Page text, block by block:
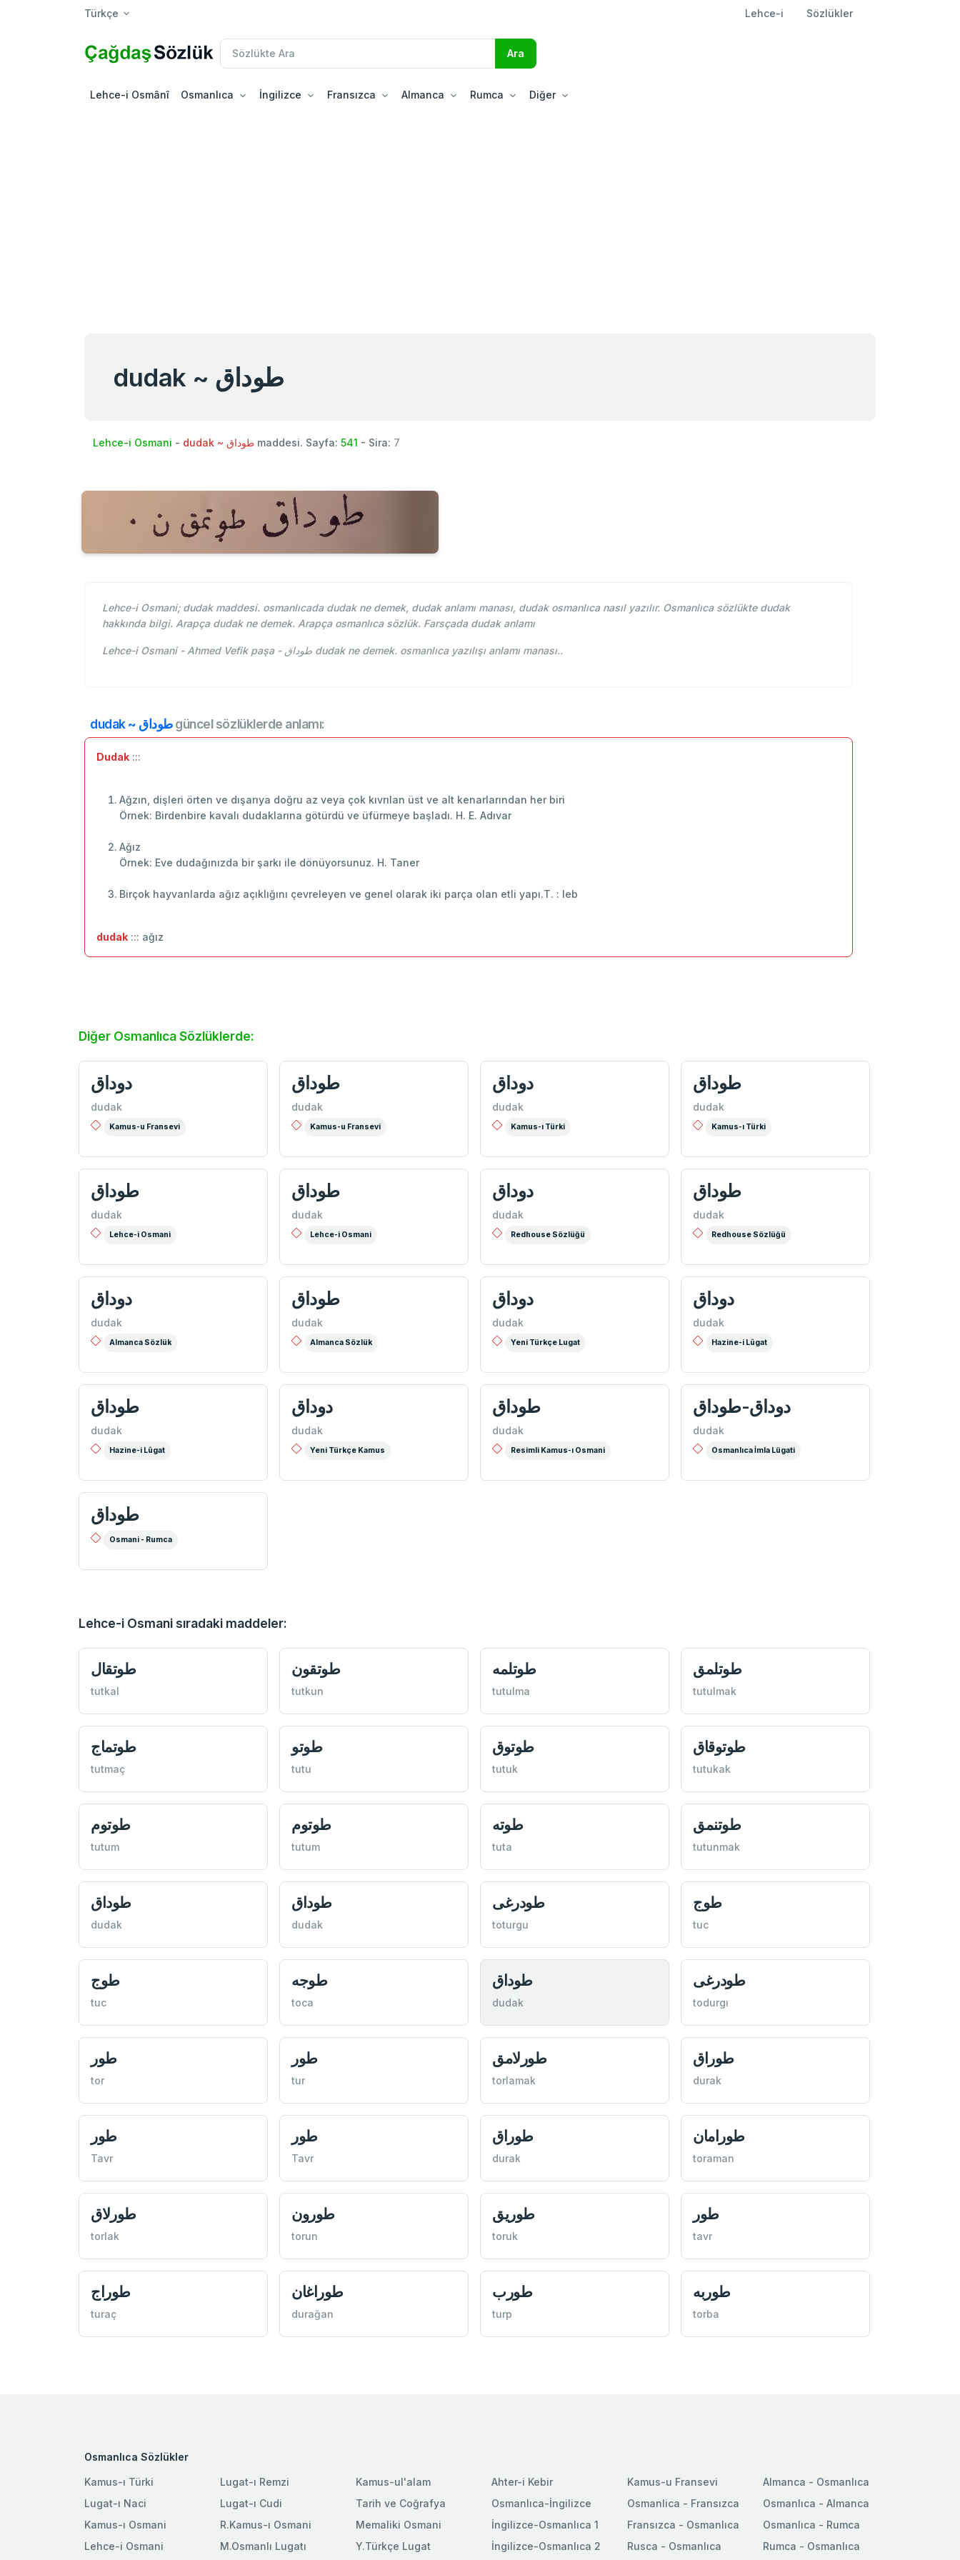
Türkçe Lehce-i Sözlükler
Lehce-i Osmânî Osmanlıca İngilizce Fransızca Almanca Rumca Diğer
dudak ~ طوداق
Lehce-i Osmani - dudak ~ طوداق maddesi. Sayfa: 541 - Sira: 7
Lehce-i Osmani; dudak maddesi. osmanlıcada dudak ne demek, dudak anlamı manası, dudak osmanlıca nasıl yazılır. Osmanlıca sözlükte dudak
hakkında bilgi. Arapça dudak ne demek. Arapça osmanlıca sözlük. Farsçada dudak anlamı
Lehce-i Osmani - Ahmed Vefik paşa - طوداق dudak ne demek. osmanlıca yazılışı anlamı manası..
dudak ~ طوداقgüncel sözlüklerde anlamı:
Dudak :::
Ağzın, dişleri örten ve dışarıya doğru az veya çok kıvrılan üst ve alt kenarlarından her biri
Örnek: Birdenbire kavalı dudaklarına götürdü ve üfürmeye başladı. H. E. Adıvar
Ağız
Örnek: Eve dudağınızda bir şarkı ile dönüyorsunuz. H. Taner
Birçok hayvanlarda ağız açıklığını çevreleyen ve genel olarak iki parça olan etli yapı.T. : leb
dudak ::: ağız
Diğer Osmanlıca Sözlüklerde:
دوداق
dudak
Kamus-u Fransevi
طوداق
dudak
Kamus-u Fransevi
دوداق
dudak
Kamus-ı Türki
طوداق
dudak
Kamus-ı Türki
طوداق
dudak
Lehce-i Osmani
طوداق
dudak
Lehce-i Osmani
دوداق
dudak
Redhouse Sözlüğü
طوداق
dudak
Redhouse Sözlüğü
دوداق
dudak
Almanca Sözlük
طوداق
dudak
Almanca Sözlük
دوداق
dudak
Yeni Türkçe Lugat
دوداق
dudak
Hazine-i Lûgat
طوداق
dudak
Hazine-i Lûgat
دوداق
dudak
Yeni Türkçe Kamus
طوداق
dudak
Resimli Kamus-ı Osmani
دوداق-طوداق
dudak
Osmanlıca İmla Lügati
طوداق
Osmani - Rumca
Lehce-i Osmani sıradaki maddeler:
طوتقال
tutkal
طوتقون
tutkun
طوتلمه
tutulma
طوتلمق
tutulmak
طوتماج
tutmaç
طوتو
tutu
طوتوق
tutuk
طوتوقاق
tutukak
طوتوم
tutum
طوتوم
tutum
طوته
tuta
طوتنمق
tutunmak
طوداق
dudak
طوداق
dudak
طودرغی
toturgu
طوج
tuc
طوج
tuc
طوجه
toca
طوداق
dudak
طودرغی
todurgı
طور
tor
طور
tur
طورلامق
torlamak
طوراق
durak
طور
Tavr
طور
Tavr
طوراق
durak
طورامان
toraman
طورلاق
torlak
طورون
torun
طوريق
toruk
طور
tavr
طوراج
turaç
طوراغان
durağan
طورب
turp
طوربه
torba
Osmanlıca Sözlükler
Kamus-ı Türki
Lugat-ı Naci
Kamus-ı Osmani
Lehce-i Osmani
Lugat-ı Remzi
Lugat-ı Cudi
R.Kamus-ı Osmani
M.Osmanlı Lugatı
Kamus-ul'alam
Tarih ve Coğrafya
Memaliki Osmani
Y.Türkçe Lugat
Ahter-i Kebir
Osmanlıca-İngilizce
İngilizce-Osmanlıca 1
İngilizce-Osmanlıca 2
Kamus-u Fransevi
Osmanlica - Fransızca
Fransızca - Osmanlıca
Rusca - Osmanlıca
Almanca - Osmanlıca
Osmanlıca - Almanca
Osmanlıca - Rumca
Rumca - Osmanlıca